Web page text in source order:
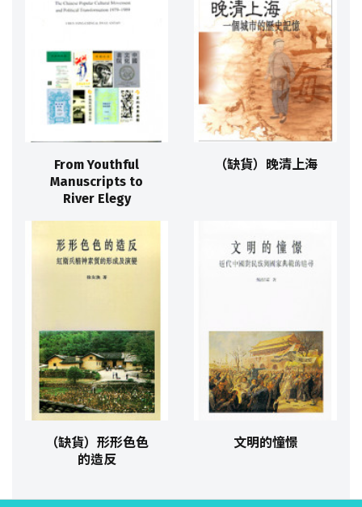
From Youthful
Manuscripts to
River Elegy
（缺貨）晚清上海
（缺貨）形形色色
的造反
文明的憧憬